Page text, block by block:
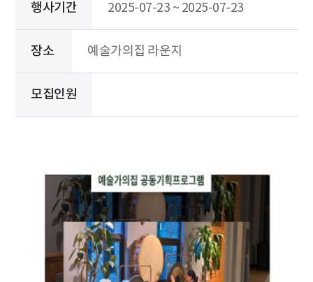
행사기간 2025-07-23 ~ 2025-07-23
장소 예술가의집 라운지
모집인원